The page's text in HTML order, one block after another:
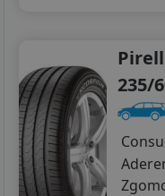
235/